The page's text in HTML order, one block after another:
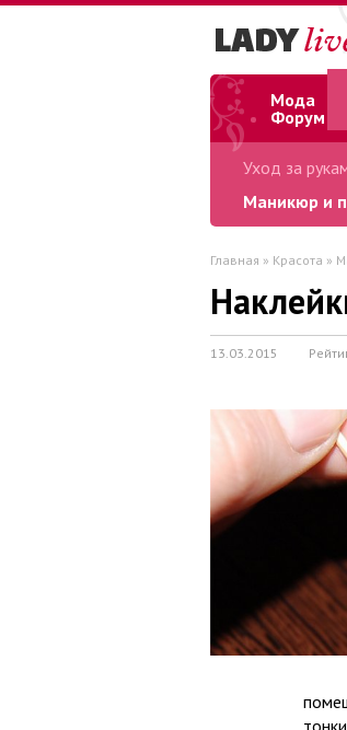
Мода
Форум
Уход за
Маникюр и
Главная » Красота »
13.03.2015